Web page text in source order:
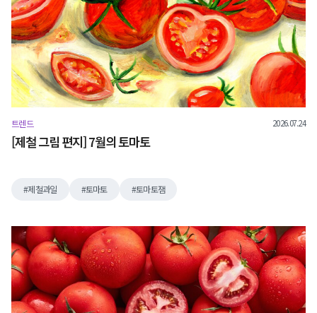
트렌드 2026.07.24
[제철 그림 편지] 7월의 토마토
제철과일 토마토 토마토잼